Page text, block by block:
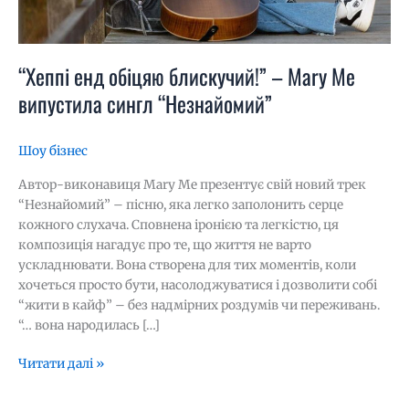
“Хеппі енд обіцяю блискучий!” – Mary Me
випустила сингл “Незнайомий”
Шоу бізнес
Автор-виконавиця Mary Me презентує свій новий трек
“Незнайомий” – пісню, яка легко заполонить серце
кожного слухача. Сповнена іронією та легкістю, ця
композиція нагадує про те, що життя не варто
ускладнювати. Вона створена для тих моментів, коли
хочеться просто бути, насолоджуватися і дозволити собі
“жити в кайф” – без надмірних роздумів чи переживань.
“… вона народилась […]
Читати далі »